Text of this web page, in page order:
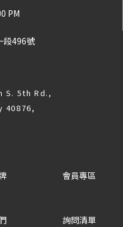
PM
會員專區
詢問清單
段496號
S. 5th Rd.,
40876,